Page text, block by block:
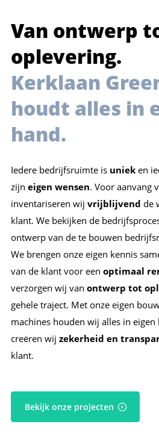
Van ontwerp
oplevering.
Kerklaan
houdt alles in
hand.
Iedere bedrijfsruimte is uniek en
zijn eigen wensen. Voor aanvang
inventariseren wij vrijblijvend de
klant. We bekijken de
ontwerp van de te bouwen
We brengen onze eigen kennis
van de klant voor een optimaal
verzorgen wij van ontwerp tot
gehele traject. Met onze eigen
machines houden wij alles in eigen
creëren wij zekerheid en
klant.
Bekijk onze projecten